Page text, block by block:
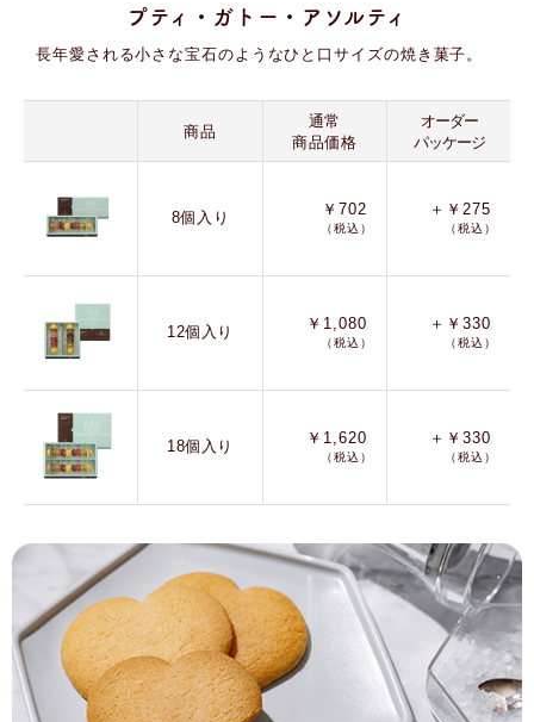
プティ・ガトー・アソルティ
長年愛される小さな宝石のようなひと口サイズの焼き菓子。
商品
通常
商品価格
オーダー
パッケージ
8個入り ￥702
（税込）
＋￥275
（税込）
12個入り ￥1,080
（税込）
＋￥330
（税込）
18個入り ￥1,620
（税込）
＋￥330
（税込）